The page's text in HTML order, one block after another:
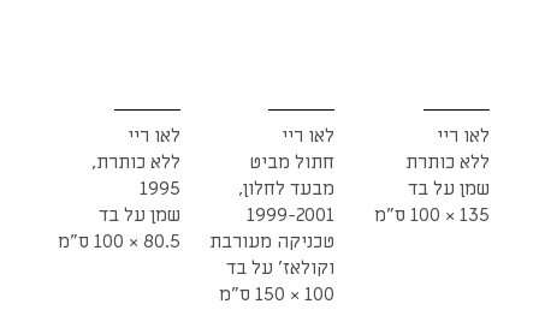
לאו ריי
ללא כותרת
שמן על בד
135 × 100 ס"מ
לאו ריי
חתול מביט
מבעד לחלון,
1999-2001
טכניקה מעורבת
וקולאז' על בד
100 × 150 ס"מ
לאו ריי
ללא כותרת,
1995
שמן על בד
80.5 × 100 ס"מ